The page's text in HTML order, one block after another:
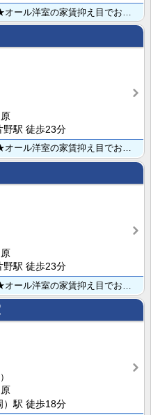
野駅 徒歩23分
★リノベーション★敷金礼金０円！★オール洋室の家賃抑え目でお探しの方にお薦めのマンションです！人気の･･･
野駅 徒歩23分
）駅 徒歩18分